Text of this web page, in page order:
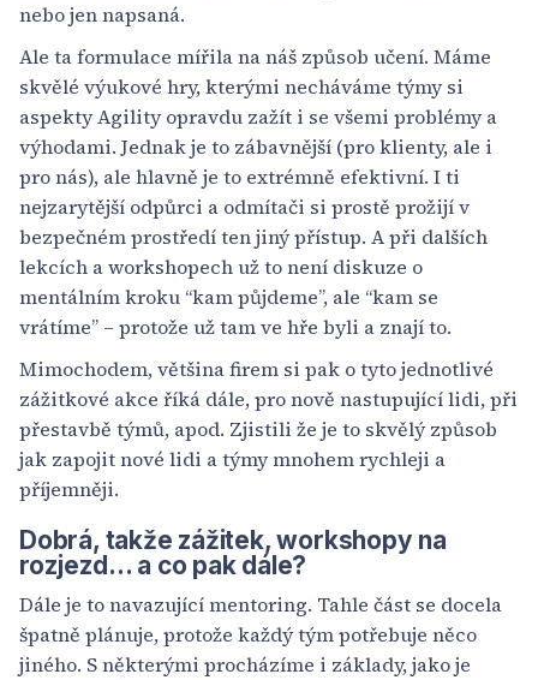
nebo jen napsaná.
Ale ta formulace mířila na náš způsob učení. Máme
skvělé výukové hry, kterými necháváme týmy si
aspekty Agility opravdu zažít i se všemi problémy a
výhodami. Jednak je to zábavnější (pro klienty, ale i
pro nás), ale hlavně je to extrémně efektivní. I ti
nejzarytější odpůrci a odmítači si prostě prožijí v
bezpečném prostředí ten jiný přístup. A při dalších
lekcích a workshopech už to není diskuze o
mentálním kroku “kam půjdeme”, ale “kam se
vrátíme” – protože už tam ve hře byli a znají to.
Mimochodem, většina firem si pak o tyto jednotlivé
zážitkové akce říká dále, pro nově nastupující lidi, při
přestavbě týmů, apod. Zjistili že je to skvělý způsob
jak zapojit nové lidi a týmy mnohem rychleji a
příjemněji.
Dobrá, takže zážitek, workshopy na
rozjezd… a co pak dále?
Dále je to navazující mentoring. Tahle část se docela
špatně plánuje, protože každý tým potřebuje něco
jiného. S některými procházíme i základy, jako je